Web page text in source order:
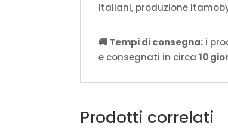
italiani, produzione
🚚 Tempi di consegna: i
e consegnati in circa10
Prodotti correlati